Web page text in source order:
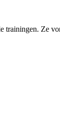
trainingen. Ze